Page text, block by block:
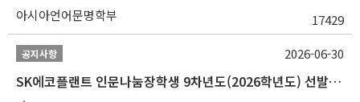
아시아언어문명학부 17429
공지사항
SK에코플랜트 인문나눔장학생 9차년도(2026학년도) 선발 안내(~7/20)
2026-06-30